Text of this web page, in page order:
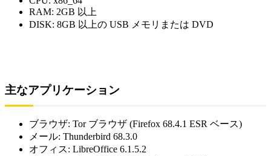
RAM: 2GB 以上
DISK: 8GB 以上の USB メモリまたは DVD
主なアプリケーション
ブラウザ: Tor ブラウザ (Firefox 68.4.1 ESR ベース)
メール: Thunderbird 68.3.0
オフィス: LibreOffice 6.1.5.2